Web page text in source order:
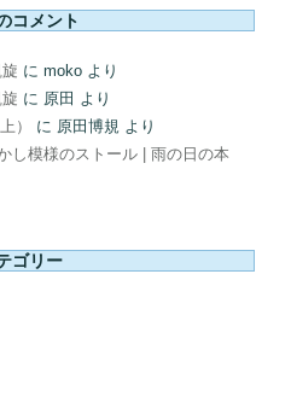
コメント
に moko より
に 原田 より
）
に 原田博規 より
し模様のストール | 雨の日の本
ゴリー